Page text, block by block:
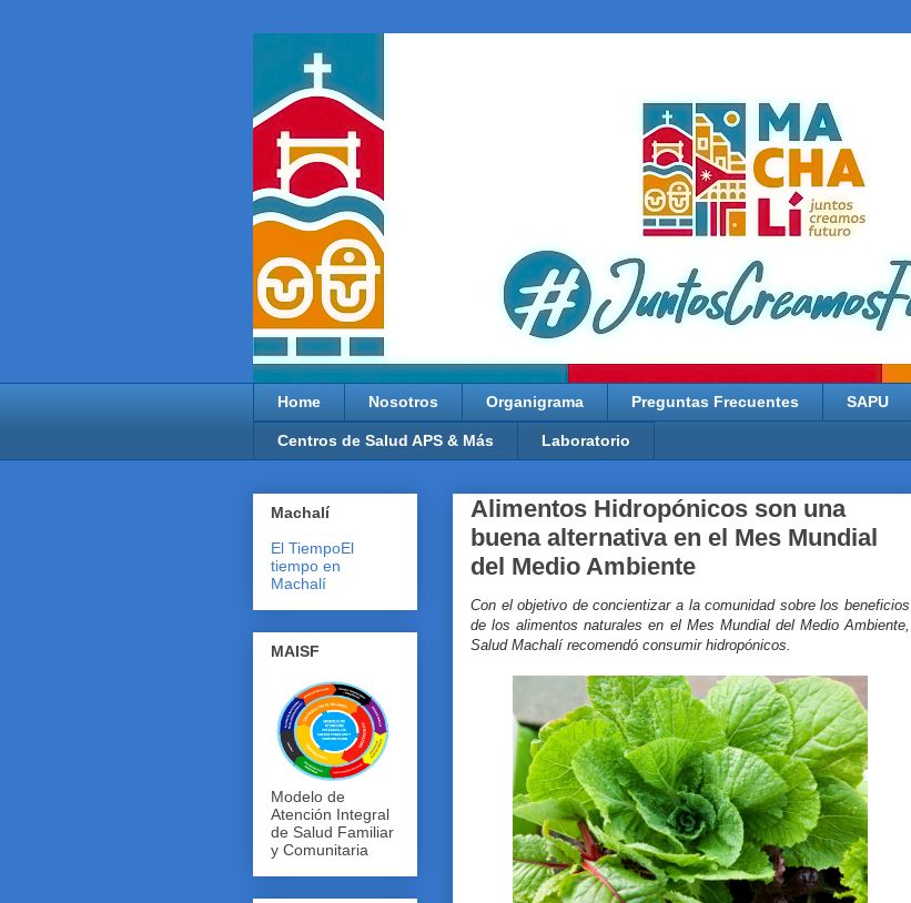
Home Nosotros Organigrama Preguntas Frecuentes SAPU
Centros de Salud APS & Más Laboratorio
Alimentos Hidropónicos son una
buena alternativa en el Mes Mundial
del Medio Ambiente
Con el objetivo de concientizar a la comunidad sobre los beneficios
de los alimentos naturales en el Mes Mundial del Medio Ambiente,
Salud Machalí recomendó consumir hidropónicos.
Machalí
El TiempoEl
tiempo en
Machalí
MAISF
Modelo de
Atención Integral
de Salud Familiar
y Comunitaria